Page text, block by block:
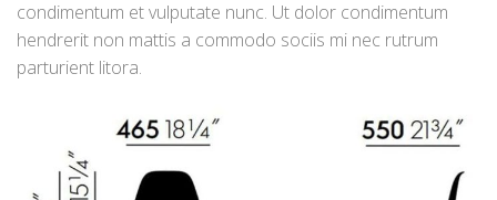
condimentum et vulputate nunc. Ut dolor condimentum
hendrerit non mattis a commodo sociis mi nec rutrum
parturient litora.